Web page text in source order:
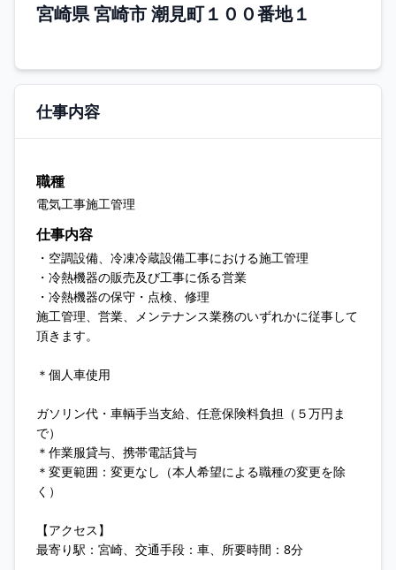
宮崎県 宮崎市 潮見町１００番地１
仕事内容
職種
電気工事施工管理
仕事内容
・空調設備、冷凍冷蔵設備工事における施工管理
・冷熱機器の販売及び工事に係る営業
・冷熱機器の保守・点検、修理
施工管理、営業、メンテナンス業務のいずれかに従事して
頂きます。
＊個人車使用
ガソリン代・車輌手当支給、任意保険料負担（５万円ま
で）
＊作業服貸与、携帯電話貸与
＊変更範囲：変更なし（本人希望による職種の変更を除
く）
【アクセス】
最寄り駅：宮崎、交通手段：車、所要時間：8分